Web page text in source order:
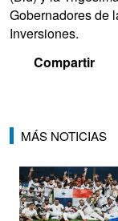
Gobernadores de
Inversiones.
MÁS NOTICIAS